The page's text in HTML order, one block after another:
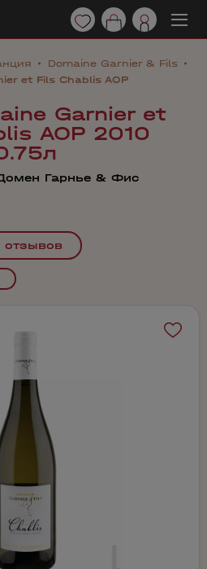
Domaine Garnier & Fils
et Fils Chablis AOP
Garnier et
AOP 2010
Гарнье & Фис
отзывов